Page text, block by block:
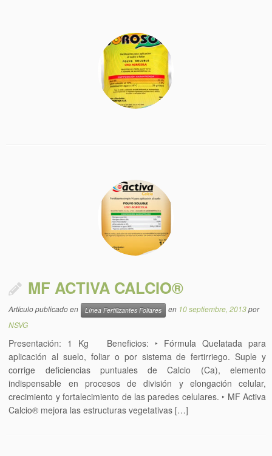
MF ACTIVA CALCIO®
Artículo publicado en Línea Fertilizantes Foliares en 10 septiembre, 2013por
NSVG
Presentación: 1 Kg Beneficios: ‣ Fórmula Quelatada para
aplicación al suelo, foliar o por sistema de fertirriego. Suple y
corrige deficiencias puntuales de Calcio (Ca), elemento
indispensable en procesos de división y elongación celular,
crecimiento y fortalecimiento de las paredes celulares. ‣ MF Activa
Calcio® mejora las estructuras vegetativas […]